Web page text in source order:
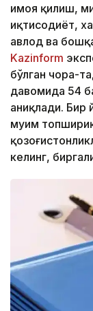
ҳимоя қилиш,
иқтисодиёт,
авлод ва
Kazinform
бўлган чора-
давомида 54
аниқлади. Бир
муҳим
келинг,